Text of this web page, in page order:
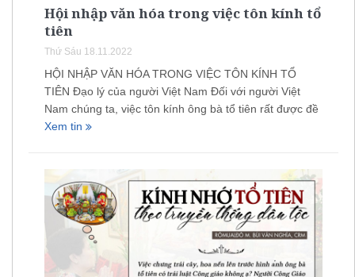
Hội nhập văn hóa trong việc tôn kính tổ
tiên
Thứ Sáu 18.11.2022
HỘI NHẬP VĂN HÓA TRONG VIỆC TÔN KÍNH TỔ
TIÊN Đạo lý của người Việt Nam Đối với người Việt
Nam chúng ta, việc tôn kính ông bà tổ tiên rất được đề
Xem tin